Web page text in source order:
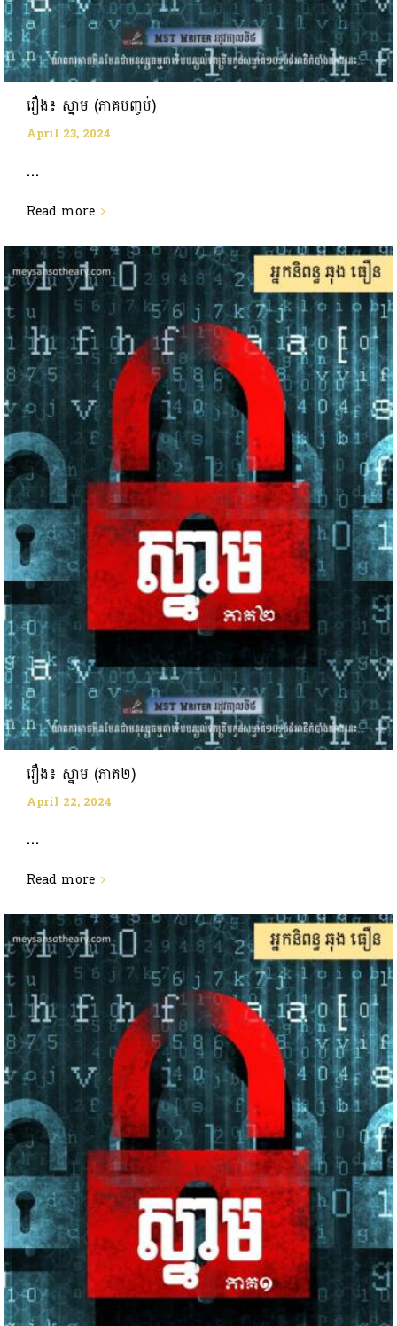
រឿង៖ ស្នាម (ភាគបញ្ចប់)
April 23, 2024
...
Read more
រឿង៖ ស្នាម (ភាគ២)
April 22, 2024
...
Read more